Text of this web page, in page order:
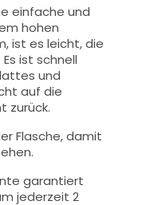
einfache und
hohen
ist es leicht, die
ist schnell
und
auf die
zurück.
Flasche, damit
garantiert
jederzeit 2